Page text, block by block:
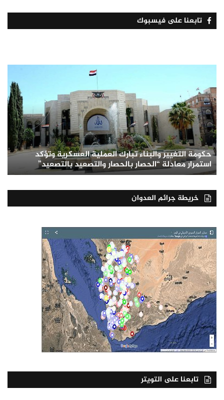
تابعنا على فيسبوك
حكومة التغيير والبناء تبارك العملية العسكرية وتؤكد
استمرار معادلة “الحصار بالحصار والتصعيد بالتصعيد”
خريطة جرائم العدوان
تابعنا على التويتر